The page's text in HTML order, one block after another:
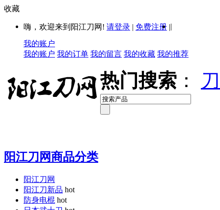
收藏
嗨，欢迎来到阳江刀网! 请登录 | 免费注册 ||
我的账户
我的账户 我的订单 我的留言 我的收藏 我的推荐
热门搜索 ：
阳江刀网商品分类
阳江刀网
阳江刀新品 hot
防身电棍 hot